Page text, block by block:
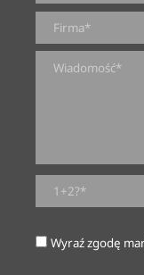
Wyraź zgodę